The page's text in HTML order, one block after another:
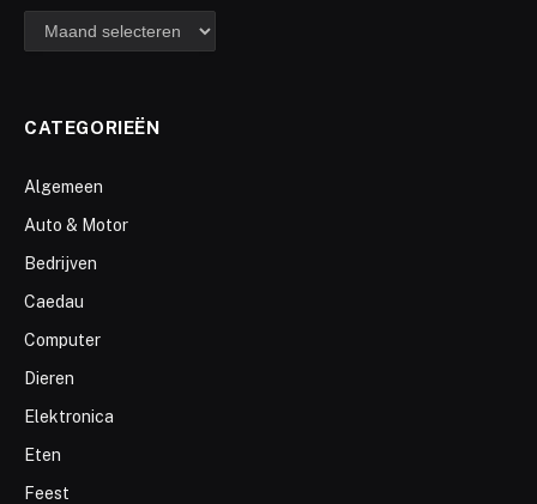
archief
CATEGORIEËN
Algemeen
Auto & Motor
Bedrijven
Caedau
Computer
Dieren
Elektronica
Eten
Feest